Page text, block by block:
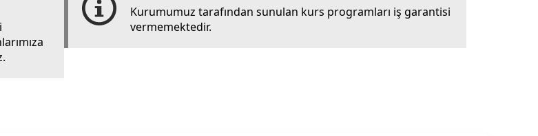
Kurumumuz tarafından sunulan kurs programları iş garantisi
vermemektedir.